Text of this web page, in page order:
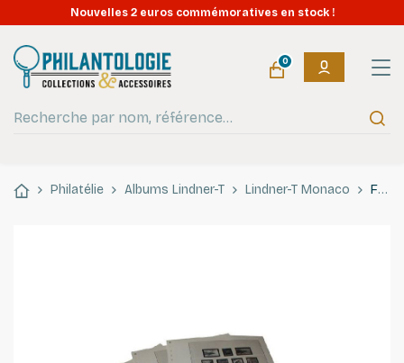
Nouvelles 2 euros commémoratives en stock !
0
Philatélie Albums Lindner-T Lindner-T Monaco Feuilles préimprimées Lindner-T Monaco 1946-1959.